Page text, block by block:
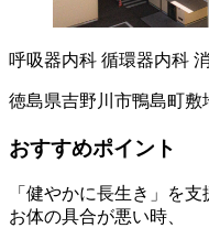
呼吸器内科 循環器内科
徳島県吉野川市鴨島町敷
おすすめポイント
「健やかに長生き」を
お体の具合が悪い時、